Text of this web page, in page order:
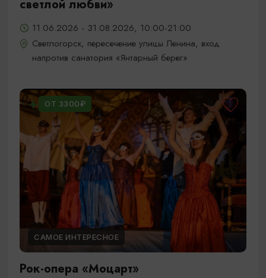
светлой любви»
11.06.2026 - 31.08.2026, 10:00-21:00
Светлогорск, пересечение улицы Ленина, вход
напротив санатория «Янтарный берег»
ОТ 3300₽
САМОЕ ИНТЕРЕСНОЕ
Рок-опера «Моцарт»